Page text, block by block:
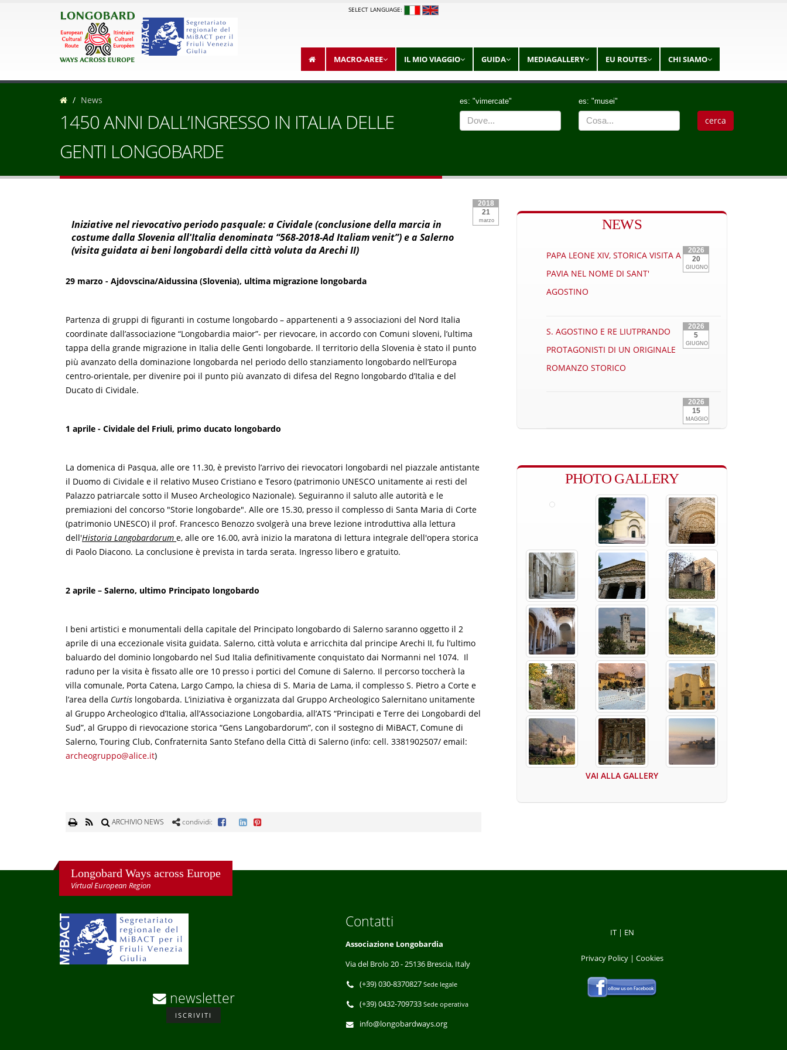
SELECT LANGUAGE:
MACRO-AREE IL MIO VIAGGIO GUIDA MEDIAGALLERY EU ROUTES CHI SIAMO
News
1450 ANNI DALL’INGRESSO IN ITALIA DELLE
GENTI LONGOBARDE
es: "vimercate" es: "musei"
2018
21
marzo
Iniziative nel rievocativo periodo pasquale: a Cividale (conclusione della marcia in
costume dalla Slovenia all'Italia denominata “568-2018-Ad Italiam venit”) e a Salerno
(visita guidata ai beni longobardi della città voluta da Arechi II)
29 marzo - Ajdovscina/Aidussina (Slovenia), ultima migrazione longobarda
Partenza di gruppi di figuranti in costume longobardo – appartenenti a 9 associazioni del Nord Italia
coordinate dall’associazione “Longobardia maior”- per rievocare, in accordo con Comuni sloveni, l’ultima
tappa della grande migrazione in Italia delle Genti longobarde. Il territorio della Slovenia è stato il punto
più avanzato della dominazione longobarda nel periodo dello stanziamento longobardo nell’Europa
centro-orientale, per divenire poi il punto più avanzato di difesa del Regno longobardo d’Italia e del
Ducato di Cividale.
1 aprile - Cividale del Friuli, primo ducato longobardo
La domenica di Pasqua, alle ore 11.30, è previsto l’arrivo dei rievocatori longobardi nel piazzale antistante
il Duomo di Cividale e il relativo Museo Cristiano e Tesoro (patrimonio UNESCO unitamente ai resti del
Palazzo patriarcale sotto il Museo Archeologico Nazionale). Seguiranno il saluto alle autorità e le
premiazioni del concorso "Storie longobarde". Alle ore 15.30, presso il complesso di Santa Maria di Corte
(patrimonio UNESCO) il prof. Francesco Benozzo svolgerà una breve lezione introduttiva alla lettura
dell'Historia Langobardorum e, alle ore 16.00, avrà inizio la maratona di lettura integrale dell'opera storica
di Paolo Diacono. La conclusione è prevista in tarda serata. Ingresso libero e gratuito.
2 aprile – Salerno, ultimo Principato longobardo
I beni artistici e monumentali della capitale del Principato longobardo di Salerno saranno oggetto il 2
aprile di una eccezionale visita guidata. Salerno, città voluta e arricchita dal principe Arechi II, fu l’ultimo
baluardo del dominio longobardo nel Sud Italia definitivamente conquistato dai Normanni nel 1074. Il
raduno per la visita è fissato alle ore 10 presso i portici del Comune di Salerno. Il percorso toccherà la
villa comunale, Porta Catena, Largo Campo, la chiesa di S. Maria de Lama, il complesso S. Pietro a Corte e
l’area della Curtis longobarda. L’iniziativa è organizzata dal Gruppo Archeologico Salernitano unitamente
al Gruppo Archeologico d’Italia, all’Associazione Longobardia, all’ATS “Principati e Terre dei Longobardi del
Sud”, al Gruppo di rievocazione storica “Gens Langobardorum”, con il sostegno di MiBACT, Comune di
Salerno, Touring Club, Confraternita Santo Stefano della Città di Salerno (info: cell. 3381902507/ email:
archeogruppo@alice.it)
ARCHIVIO NEWS condividi:
NEWS
2026
20
GIUGNO
PAPA LEONE XIV, STORICA VISITA A
PAVIA NEL NOME DI SANT'
AGOSTINO
2026
5
GIUGNO
S. AGOSTINO E RE LIUTPRANDO
PROTAGONISTI DI UN ORIGINALE
ROMANZO STORICO
2026
15
MAGGIO
PHOTO GALLERY
VAI ALLA GALLERY
Longobard Ways across Europe
Virtual European Region
newsletter
ISCRIVITI
Contatti
Associazione Longobardia
Via del Brolo 20 - 25136 Brescia, Italy
(+39) 030-8370827 Sede legale
(+39) 0432-709733 Sede operativa
info@longobardways.org
IT| EN
Privacy Policy| Cookies